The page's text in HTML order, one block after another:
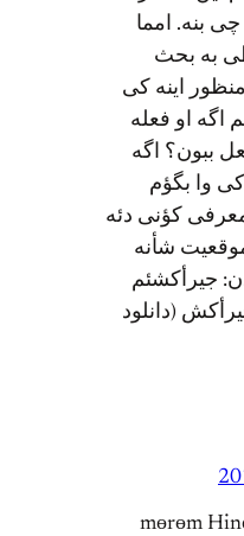
بنه. امما
به بحث
اینه کی
اگه او فعله
ببون؟ اگه
وا بگؤم
کؤنی دئه
شأنه
جیرأکشئم
(دانلود
mөrөm